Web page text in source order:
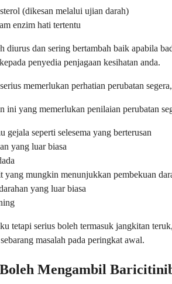
(dikesan melalui ujian darah)
enzim hati tertentu
diurus dan sering bertambah baik apabila
penyedia penjagaan kesihatan anda.
memerlukan perhatian perubatan
ini yang memerlukan penilaian perubatan
gejala seperti selesema yang berterusan
yang luar biasa
yang mungkin menunjukkan pembekuan
yang luar biasa
tetapi serius boleh termasuk jangkitan
masalah pada peringkat awal.
Mengambil